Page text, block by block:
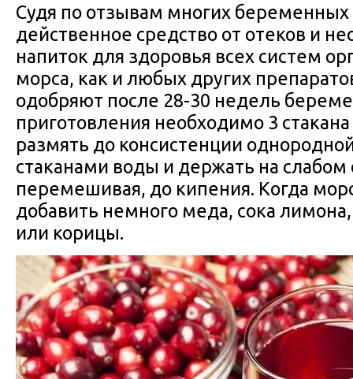
Судя по отзывам многих
действенное средство от отеков и
напиток для здоровья всех систем
морса, как и любых других
одобряют после 28-30 недель
приготовления необходимо 3
размять до консистенции
стаканами воды и держать на слабом
перемешивая, до кипения. Когда
добавить немного меда, сока
или корицы.